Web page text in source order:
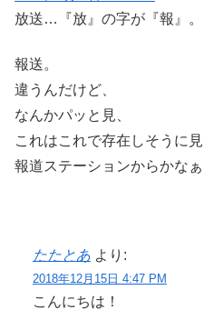
放送…『放』の字が『報』。
報送。
違うんだけど、
なんかパッと見、
これはこれで存在しそうに
報道ステーションからかなぁ
たたとあ より:
2018年12月15日 4:47 PM
こんにちは！